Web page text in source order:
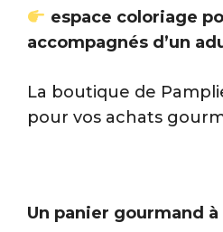
espace coloriage
accompagnés d’un
La boutique de
pour vos achats
Un panier gourmand à